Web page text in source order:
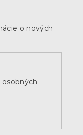
o nových